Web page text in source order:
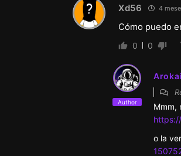
Xd56 4
Cómo puedo
0 0
Author
Arokai
Mmm,
o la